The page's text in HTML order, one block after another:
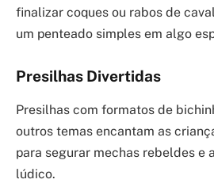
finalizar coques ou rabos de
um penteado simples em algo
Presilhas Divertidas
Presilhas com formatos de
outros temas encantam as
para segurar mechas rebeldes e
lúdico.